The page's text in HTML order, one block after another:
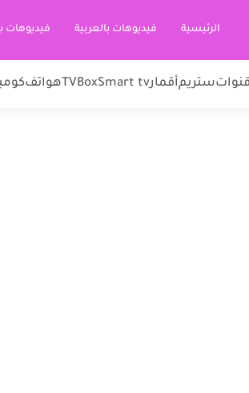
الرئيسية فيديوهات بالعربية فيديوهات
ستريمأقمارSmart tv
TVBox هواتف